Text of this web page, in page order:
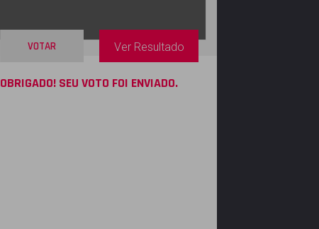
VOTAR Ver Resultado
OBRIGADO! SEU VOTO FOI ENVIADO.